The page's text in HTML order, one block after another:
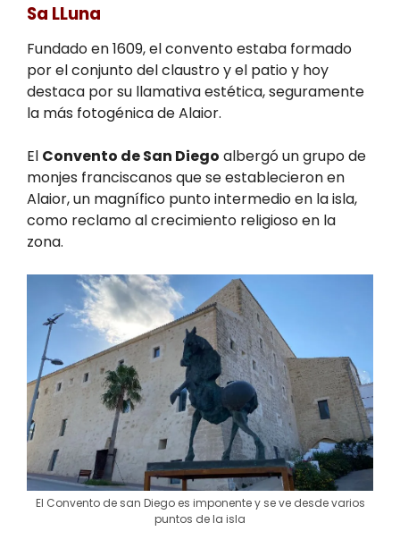
Sa LLuna
Fundado en 1609, el convento estaba formado
por el conjunto del claustro y el patio y hoy
destaca por su llamativa estética, seguramente
la más fotogénica de Alaior.
El Convento de San Diego albergó un grupo de
monjes franciscanos que se establecieron en
Alaior, un magnífico punto intermedio en la isla,
como reclamo al crecimiento religioso en la
zona.
El Convento de san Diego es imponente y se ve desde varios
puntos de la isla